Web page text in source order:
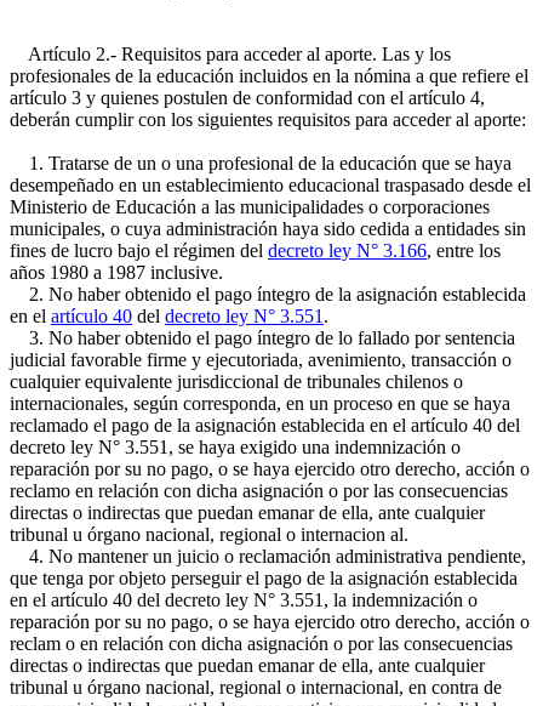
Artículo 2.- Requisitos para acceder al aporte. Las y los
profesionales de la educación incluidos en la nómina a que refiere el
artículo 3 y quienes postulen de conformidad con el artículo 4,
deberán cumplir con los siguientes requisitos para acceder al aporte:
1. Tratarse de un o una profesional de la educación que se haya
desempeñado en un establecimiento educacional traspasado desde el
Ministerio de Educación a las municipalidades o corporaciones
municipales, o cuya administración haya sido cedida a entidades sin
fines de lucro bajo el régimen del decreto ley N° 3.166, entre los
años 1980 a 1987 inclusive.
2. No haber obtenido el pago íntegro de la asignación establecida
en el artículo 40 del decreto ley N° 3.551 .
3. No haber obtenido el pago íntegro de lo fallado por sentencia
judicial favorable firme y ejecutoriada, avenimiento, transacción o
cualquier equivalente jurisdiccional de tribunales chilenos o
internacionales, según corresponda, en un proceso en que se haya
reclamado el pago de la asignación establecida en el artículo 40 del
decreto ley N° 3.551, se haya exigido una indemnización o
reparación por su no pago, o se haya ejercido otro derecho, acción o
reclamo en relación con dicha asignación o por las consecuencias
directas o indirectas que puedan emanar de ella, ante cualquier
tribunal u órgano nacional, regional o internacion al.
4. No mantener un juicio o reclamación administrativa pendiente,
que tenga por objeto perseguir el pago de la asignación establecida
en el artículo 40 del decreto ley N° 3.551, la indemnización o
reparación por su no pago, o se haya ejercido otro derecho, acción o
reclam o en relación con dicha asignación o por las consecuencias
directas o indirectas que puedan emanar de ella, ante cualquier
tribunal u órgano nacional, regional o internacional, en contra de